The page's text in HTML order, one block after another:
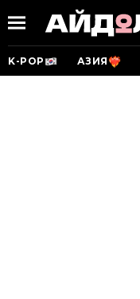
K-POP АЗИЯ